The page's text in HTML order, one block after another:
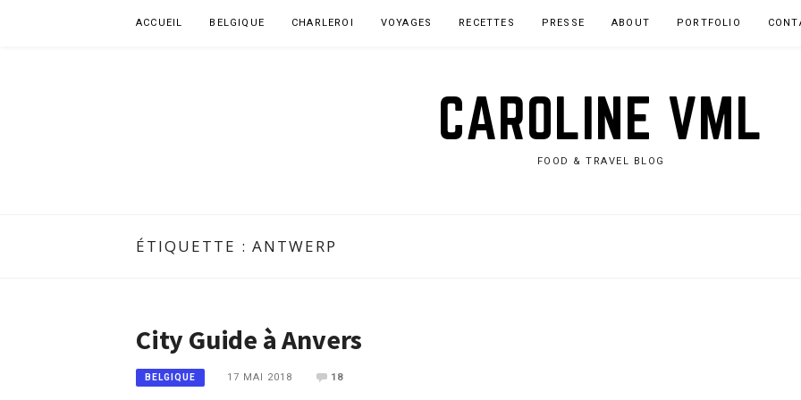
ACCUEIL BELGIQUE CHARLEROI VOYAGES RECETTES PRESSE ABOUT PORTFOLIO
CAROLINE VML
FOOD & TRAVEL BLOG
ÉTIQUETTE : ANTWERP
City Guide à Anvers
BELGIQUE 17 MAI 2018 18